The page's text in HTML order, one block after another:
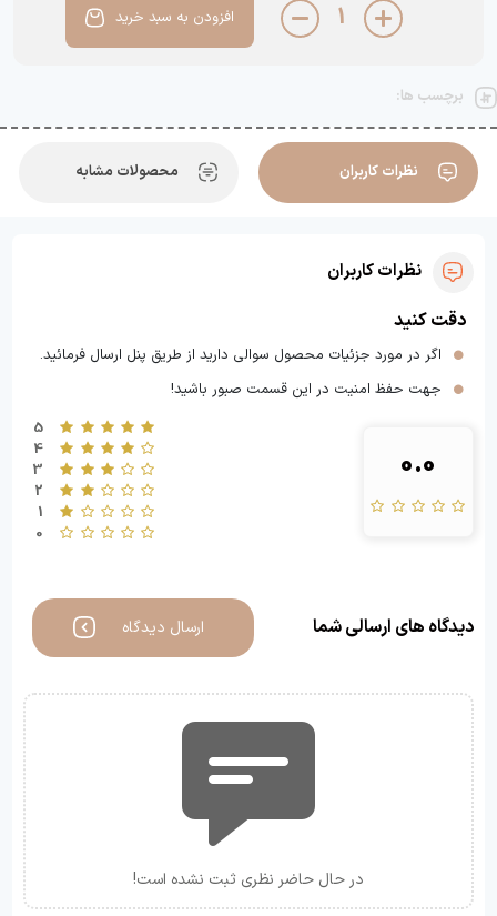
1 افزودن به سبد خرید
برچسب ها:
نظرات کاربران محصولات مشابه
نظرات کاربران
دقت کنید
اگر در مورد جزئیات محصول سوالی دارید از طریق پنل ارسال فرمائید.
جهت حفظ امنیت در این قسمت صبور باشید!
0.0
5
4
3
2
1
0
دیدگاه های ارسالی شما ارسال دیدگاه
در حال حاضر نظری ثبت نشده است!